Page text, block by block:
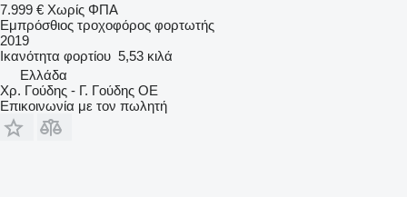
7.999 € Χωρίς ΦΠΑ
Εμπρόσθιος τροχοφόρος φορτωτής
2019
Ικανότητα φορτίου 5,53 κιλά
Ελλάδα
Χρ. Γούδης - Γ. Γούδης ΟΕ
Επικοινωνία με τον πωλητή